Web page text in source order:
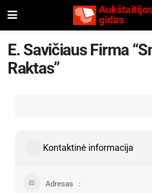
E. Savičiaus Firma
Raktas”
Kontaktinė informacija
Adresas